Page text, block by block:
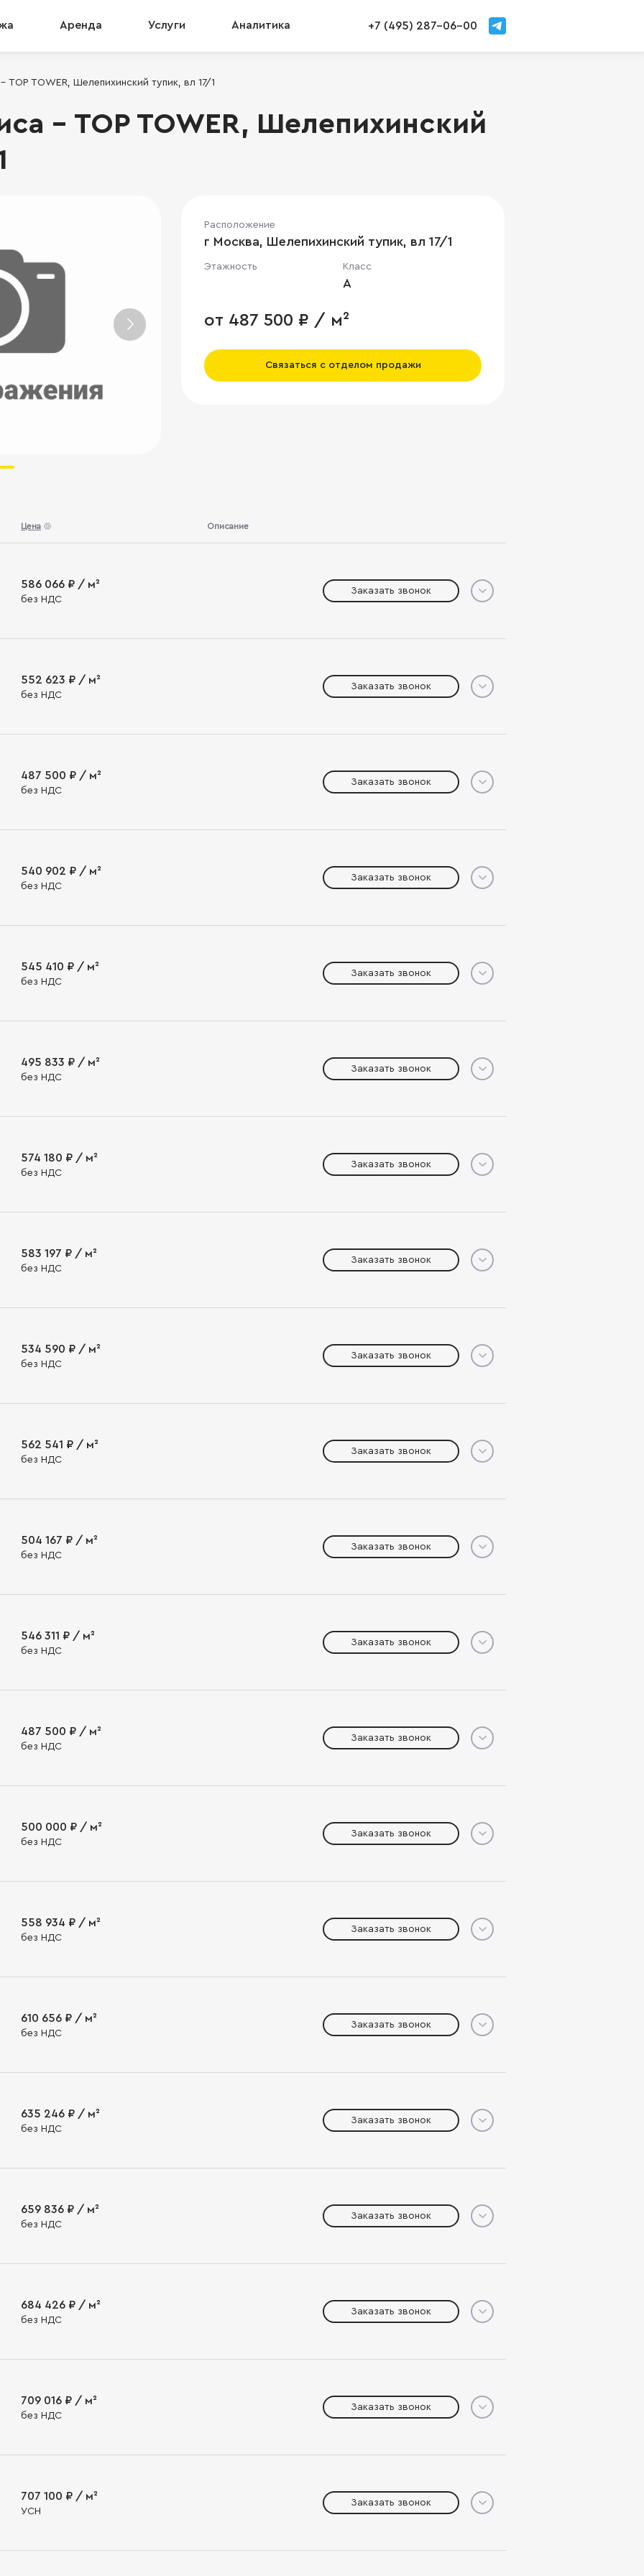
Аренда Услуги Аналитика +7 (495) 287-06-00
TOWER, Шелепихинский тупик, вл 17/1
- TOP TOWER, Шелепихинский
Расположение
г Москва, Шелепихинский тупик, вл 17/1
Этажность Класс
A
от 487 500 ₽ / м²
Связаться с отделом продажи
Цена Описание
586 066 ₽ / м²
без НДС
Заказать звонок
552 623 ₽ / м²
без НДС
Заказать звонок
487 500 ₽ / м²
без НДС
Заказать звонок
540 902 ₽ / м²
без НДС
Заказать звонок
545 410 ₽ / м²
без НДС
Заказать звонок
495 833 ₽ / м²
без НДС
Заказать звонок
574 180 ₽ / м²
без НДС
Заказать звонок
583 197 ₽ / м²
без НДС
Заказать звонок
534 590 ₽ / м²
без НДС
Заказать звонок
562 541 ₽ / м²
без НДС
Заказать звонок
504 167 ₽ / м²
без НДС
Заказать звонок
546 311 ₽ / м²
без НДС
Заказать звонок
487 500 ₽ / м²
без НДС
Заказать звонок
500 000 ₽ / м²
без НДС
Заказать звонок
558 934 ₽ / м²
без НДС
Заказать звонок
610 656 ₽ / м²
без НДС
Заказать звонок
635 246 ₽ / м²
без НДС
Заказать звонок
659 836 ₽ / м²
без НДС
Заказать звонок
684 426 ₽ / м²
без НДС
Заказать звонок
709 016 ₽ / м²
без НДС
Заказать звонок
707 100 ₽ / м²
УСН
Заказать звонок